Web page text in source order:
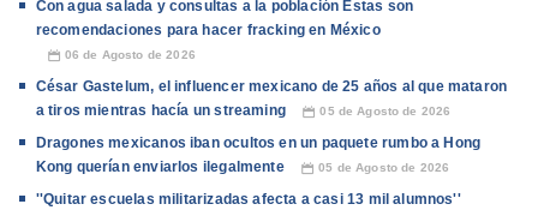
Con agua salada y consultas a la población Estas son
recomendaciones para hacer fracking en México
📅 06 de Agosto de 2026
César Gastelum, el influencer mexicano de 25 años al que mataron
a tiros mientras hacía un streaming
📅 05 de Agosto de 2026
Dragones mexicanos iban ocultos en un paquete rumbo a Hong
Kong querían enviarlos ilegalmente
📅 05 de Agosto de 2026
''Quitar escuelas militarizadas afecta a casi 13 mil alumnos''